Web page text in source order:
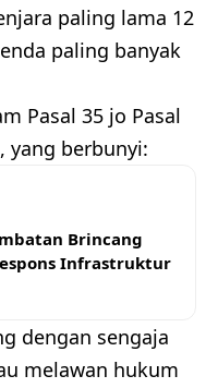
paling lama 12
paling banyak
Pasal 35 jo Pasal
yang berbunyi:
Brincang
Infrastruktur
dengan sengaja
melawan hukum